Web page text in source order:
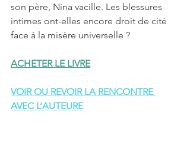
son père, Nina vacille. Les blessures
intimes ont-elles encore droit de cité
face à la misère universelle ?
ACHETER LE LIVRE
VOIR OU REVOIR LA RENCONTRE
AVEC L’AUTEURE